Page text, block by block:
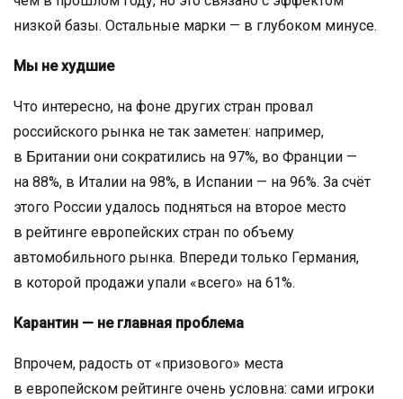
низкой базы. Остальные марки — в глубоком минусе.
Мы не худшие
Что интересно, на фоне других стран провал
российского рынка не так заметен: например,
в Британии они сократились на 97%, во Франции —
на 88%, в Италии на 98%, в Испании — на 96%. За счёт
этого России удалось подняться на второе место
в рейтинге европейских стран по объему
автомобильного рынка. Впереди только Германия,
в которой продажи упали «всего» на 61%.
Карантин — не главная проблема
Впрочем, радость от «призового» места
в европейском рейтинге очень условна: сами игроки